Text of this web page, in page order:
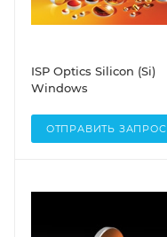
ISP Optics Silicon (Si)
Windows
ОТПРАВИТЬ ЗАПРОС